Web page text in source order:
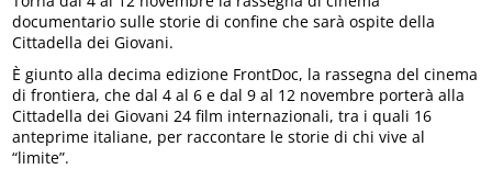
documentario sulle storie di confine che sarà ospite della
Cittadella dei Giovani.
È giunto alla decima edizione FrontDoc, la rassegna del cinema
di frontiera, che dal 4 al 6 e dal 9 al 12 novembre porterà alla
Cittadella dei Giovani 24 film internazionali, tra i quali 16
anteprime italiane, per raccontare le storie di chi vive al
“limite”.